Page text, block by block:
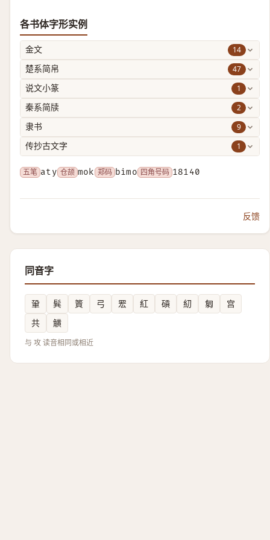
各书体字形实例
金文 14
楚系简帛 47
说文小篆 1
秦系简牍 2
隶书 9
传抄古文字 1
五笔 aty 仓颉 mok 郑码 bimo 四角号码 18140
反馈
同音字
䡗 髸 篢 弓 䍔 紅 碽 糿 匔
宫
共
觵
与 攻 读音相同或相近